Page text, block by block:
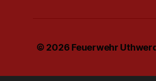
© 2026 Feuerwehr